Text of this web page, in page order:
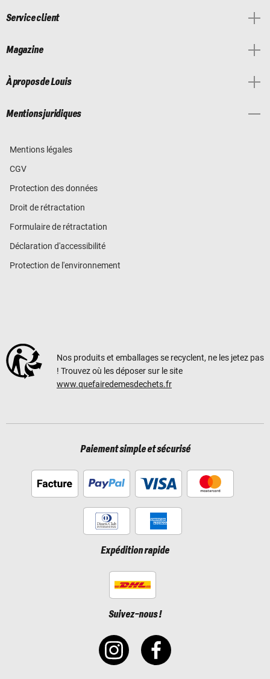
Service client
Magazine
À propos de Louis
Mentions juridiques
Mentions légales
CGV
Protection des données
Droit de rétractation
Formulaire de rétractation
Déclaration d'accessibilité
Protection de l'environnement
Nos produits et emballages se recyclent, ne les jetez pas
! Trouvez où les déposer sur le site
www.quefairedemesdechets.fr
Paiement simple et sécurisé
Expédition rapide
Suivez-nous !